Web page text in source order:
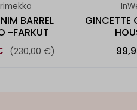
BARREL
-FARKUT
(230,00 €)
GINCETTE